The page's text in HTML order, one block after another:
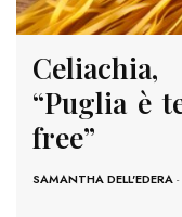
“Puglia è
free”
SAMANTHA DELL'EDERA-